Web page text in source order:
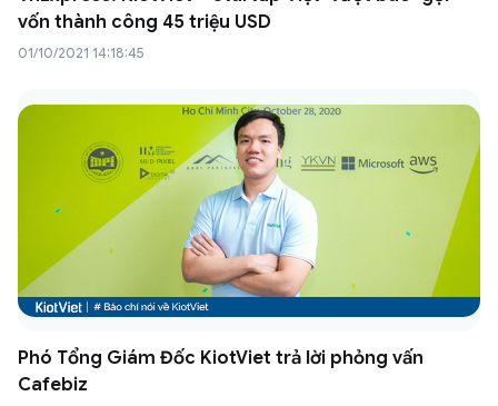
vốn thành công 45 triệu USD
01/10/2021 14:18:45
Phó Tổng Giám Đốc KiotViet trả lời phỏng vấn
Cafebiz